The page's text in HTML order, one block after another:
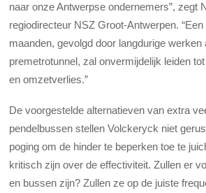
naar onze Antwerpse ondernemers”, zegt
regiodirecteur NSZ Groot-Antwerpen.
maanden, gevolgd door langdurige werken
premetrotunnel, zal onvermijdelijk leiden
en omzetverlies.”
De voorgestelde alternatieven van extra
pendelbussen stellen Volckeryck niet
poging om de hinder te beperken toe te
kritisch zijn over de effectiviteit. Zullen er
en bussen zijn? Zullen ze op de juiste